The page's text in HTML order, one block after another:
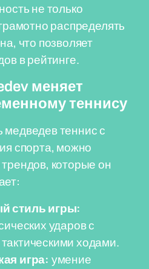
не только
распределять
что позволяет
в рейтинге.
меняет
теннису
теннис с
спорта, можно
которые он
стиль игры:
ударов с
ходами.
игра: умение